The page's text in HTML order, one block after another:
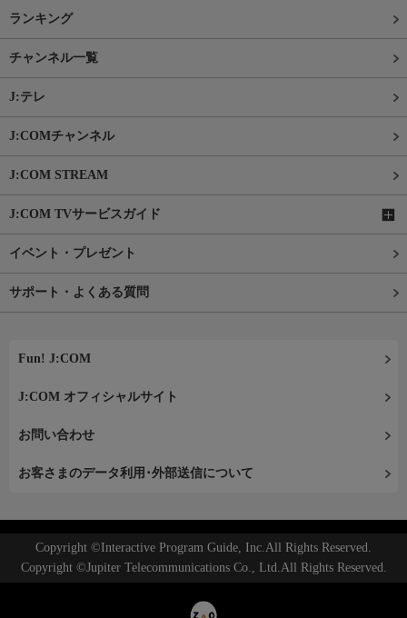
ランキング
チャンネル一覧
J:テレ
J:COMチャンネル
J:COM STREAM
J:COM TVサービスガイド
イベント・プレゼント
サポート・よくある質問
Fun! J:COM
J:COM オフィシャルサイト
お問い合わせ
お客さまのデータ利用･外部送信について
Copyright ©Interactive Program Guide, Inc.All Rights Reserved.
Copyright ©Jupiter Telecommunications Co., Ltd.All Rights Reserved.